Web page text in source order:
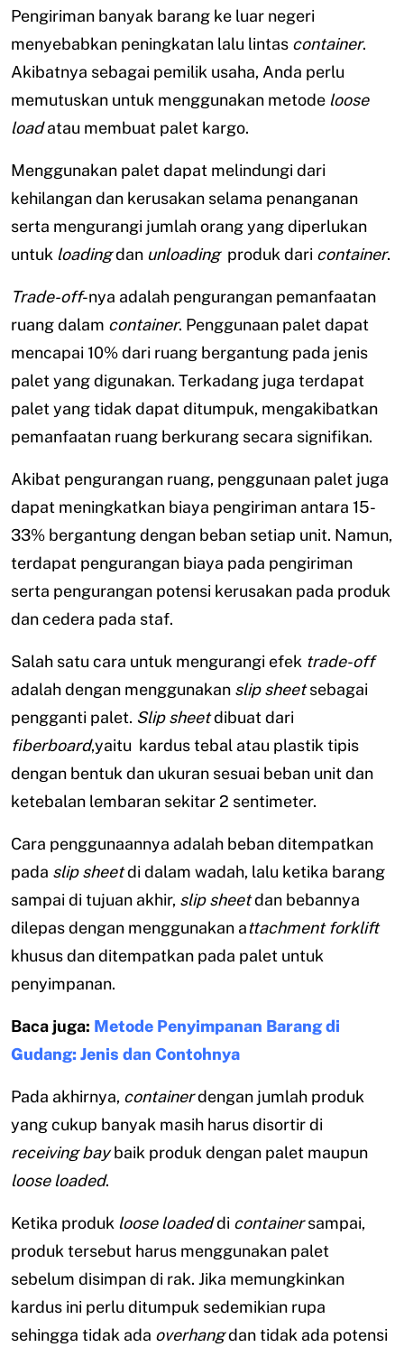
Pengiriman banyak barang ke luar negeri
menyebabkan peningkatan lalu lintas container.
Akibatnya sebagai pemilik usaha, Anda perlu
memutuskan untuk menggunakan metode loose
loadatau membuat palet kargo.
Menggunakan palet dapat melindungi dari
kehilangan dan kerusakan selama penanganan
serta mengurangi jumlah orang yang diperlukan
untuk loadingdan unloadingproduk dari container.
Trade-off-nya adalah pengurangan pemanfaatan
ruang dalam container. Penggunaan palet dapat
mencapai 10% dari ruang bergantung pada jenis
palet yang digunakan. Terkadang juga terdapat
palet yang tidak dapat ditumpuk, mengakibatkan
pemanfaatan ruang berkurang secara signifikan.
Akibat pengurangan ruang, penggunaan palet juga
dapat meningkatkan biaya pengiriman antara 15-
33% bergantung dengan beban setiap unit. Namun,
terdapat pengurangan biaya pada pengiriman
serta pengurangan potensi kerusakan pada produk
dan cedera pada staf.
Salah satu cara untuk mengurangi efek trade-off
adalah dengan menggunakan slip sheetsebagai
pengganti palet. Slip sheetdibuat dari
fiberboard,yaitu kardus tebal atau plastik tipis
dengan bentuk dan ukuran sesuai beban unit dan
ketebalan lembaran sekitar 2 sentimeter.
Cara penggunaannya adalah beban ditempatkan
pada slip sheetdi dalam wadah, lalu ketika barang
sampai di tujuan akhir, slip sheetdan bebannya
dilepas dengan menggunakan attachment forklift
khusus dan ditempatkan pada palet untuk
penyimpanan.
Baca juga: Metode Penyimpanan Barang di
Gudang: Jenis dan Contohnya
Pada akhirnya, containerdengan jumlah produk
yang cukup banyak masih harus disortir di
receiving baybaik produk dengan palet maupun
loose loaded.
Ketika produk loose loadeddi containersampai,
produk tersebut harus menggunakan palet
sebelum disimpan di rak. Jika memungkinkan
kardus ini perlu ditumpuk sedemikian rupa
sehingga tidak ada overhangdan tidak ada potensi